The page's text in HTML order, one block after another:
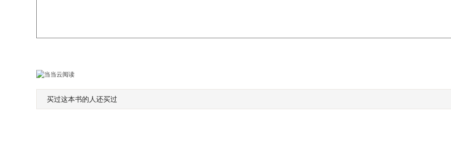
买过这本书的人还买过